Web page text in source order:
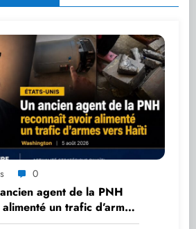
0
agent de la PNH
un trafic d’armes